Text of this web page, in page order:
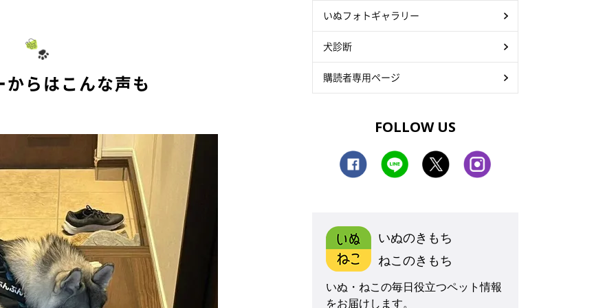
からはこんな声も
いぬフォトギャラリー
犬診断
購読者専用ページ
FOLLOW US
いぬのきもち
ねこのきもち
いぬ・ねこの毎日役立つペット情報
をお届けします。